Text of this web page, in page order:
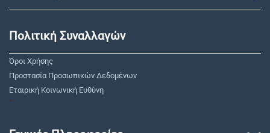
Πολιτική Συναλλαγών
Όροι Χρήσης
Προστασία Προσωπικών Δεδομένων
Εταιρική Κοινωνική Ευθύνη
"